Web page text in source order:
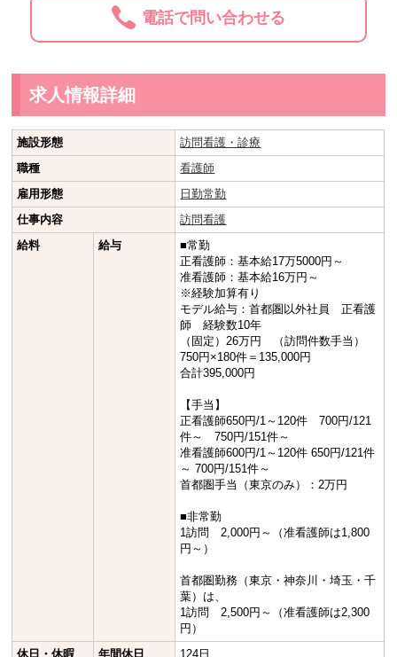
電話で問い合わせる
求人情報詳細
施設形態
訪問看護・診療
職種
看護師
雇用形態
日勤常勤
仕事内容
訪問看護
給料
給与
■常勤
正看護師：基本給17万5000円～
准看護師：基本給16万円～
※経験加算有り
モデル給与：首都圏以外社員 正看護
師 経験数10年
（固定）26万円 （訪問件数手当）
750円×180件＝135,000円
合計395,000円
【手当】
正看護師650円/1～120件 700円/121
件～ 750円/151件～
准看護師600円/1～120件 650円/121件
～ 700円/151件～
首都圏手当（東京のみ）：2万円
■非常勤
1訪問 2,000円～（准看護師は1,800
円～）
首都圏勤務（東京・神奈川・埼玉・千
葉）は、
1訪問 2,500円～（准看護師は2,300
円）
休日・休暇
年間休日
124日